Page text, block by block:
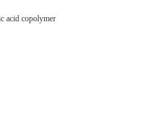
acid copolymer